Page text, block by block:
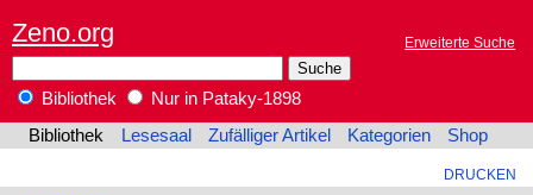
Zeno.org Erweiterte Suche
Bibliothek
Nur in Pataky-1898
Bibliothek
Lesesaal Zufälliger Artikel Kategorien Shop
DRUCKEN